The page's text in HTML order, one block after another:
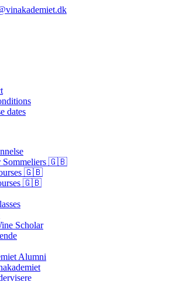
dates
Sommeliers 🇬🇧
🇬🇧
🇬🇧
Scholar
Alumni